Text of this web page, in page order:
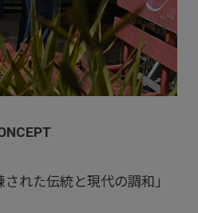
された伝統と現代の調和」